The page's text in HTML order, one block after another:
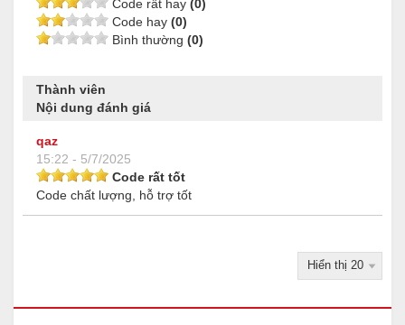
Code rất hay (0)
Code hay (0)
Bình thường (0)
Thành viên
Nội dung đánh giá
qaz
15:22 - 5/7/2025
Code rất tốt
Code chất lượng, hỗ trợ tốt